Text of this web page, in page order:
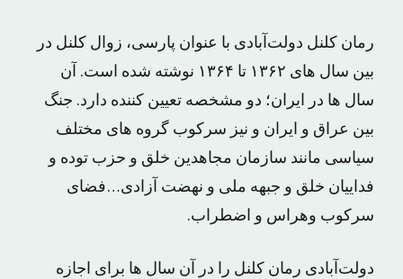
رمان کلنل دولت‌آبادی با عنوان پارسی، زوال کلنل در
بین سال های ۱۳۶۲ تا ۱۳۶۴ نوشته شده است. آن
سال ها در ایران؛ دو مشخصه تعیین کننده دارد. جنگ
بین عراق و ایران و نیز سرکوب گروه های مختلف
سیاسی مانند سازمان مجاهدین خلق و حزب توده و
فداییان خلق و جبهه ملی و نهضت آزادی…فضای
سرکوب وهراس و اضطراب.
دولت‌آبادی رمان کلنل را در آن سال ها برای اجازه